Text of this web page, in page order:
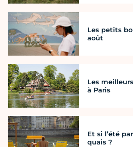
Les petits
août
Les
à Paris
Et si l’été
quais ?